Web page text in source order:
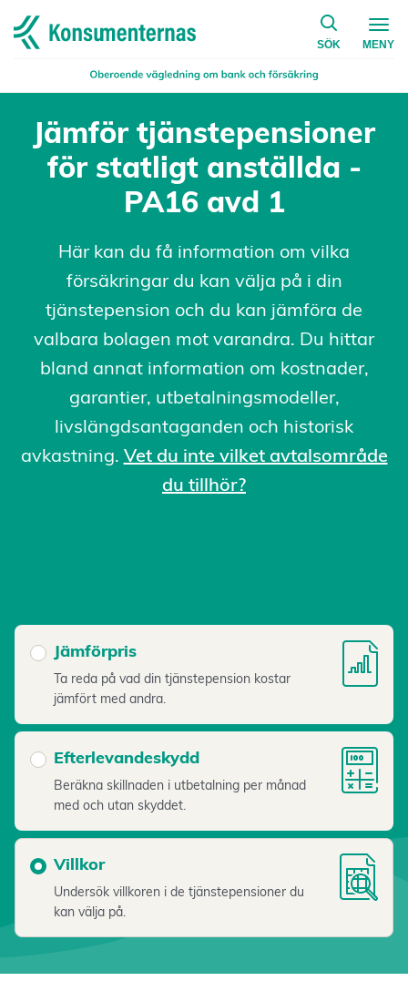
Navigera till startsidan
SÖK
på
MENY
Jämför tjänstepensioner
för statligt anställda -
PA16 avd 1
Här kan du få information om vilka
försäkringar du kan välja på i din
tjänstepension och du kan jämföra de
valbara bolagen mot varandra. Du hittar
bland annat information om kostnader,
garantier, utbetalningsmodeller,
livslängdsantaganden och historisk
avkastning. Vet du inte vilket avtalsområde
du tillhör?
Jämförpris
Ta reda på vad din tjänstepension kostar
jämfört med andra.
Efterlevandeskydd
Beräkna skillnaden i utbetalning per månad
med och utan skyddet.
Villkor
Undersök villkoren i de tjänstepensioner du
kan välja på.